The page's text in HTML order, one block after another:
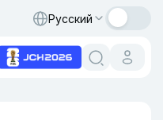
Русский